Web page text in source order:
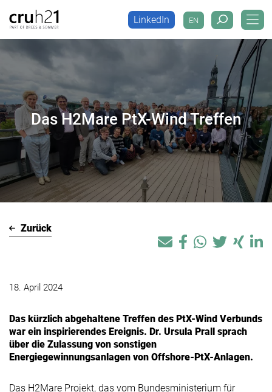
EN
LinkedIn EN
LinkedIn
Das H2Mare PtX-Wind Treffen
Zurück
18. April 2024
Das kürzlich abgehaltene Treffen des PtX-Wind Verbunds
war ein inspirierendes Ereignis. Dr. Ursula Prall sprach
über die Zulassung von sonstigen
Energiegewinnungsanlagen von Offshore-PtX-Anlagen.
Das H2Mare Projekt, das vom Bundesministerium für